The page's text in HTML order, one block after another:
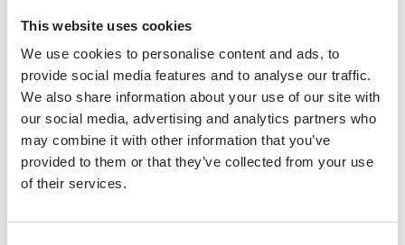
This website uses cookies
We use cookies to personalise content and ads, to
provide social media features and to analyse our traffic.
We also share information about your use of our site with
our social media, advertising and analytics partners who
may combine it with other information that you’ve
provided to them or that they’ve collected from your use
of their services.
Lütte - en Anthologie op Platt. Kennst du
Kohlraupe Roberta und den Bär mit nur
einem Ohr? Wo wohnt der Wolf, was ist ein
Patz? Können Tiere tanzen und Fliegen
lesen? Was macht der Hund auf dem Sofa
oder ein Pferd in der Küche? Die Antwort auf
diese und viele andere Fragen hat das Buch:
Lyrik för Lütte - eine Anthologie auf Platt mit